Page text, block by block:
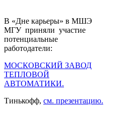
В «Дне карьеры» в МШЭ
МГУ приняли участие
потенциальные
работодатели:
МОСКОВСКИЙ ЗАВОД
ТЕПЛОВОЙ
АВТОМАТИКИ.
Тинькофф, cм. презентацию.